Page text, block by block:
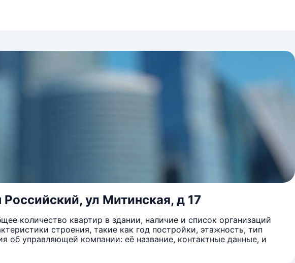
ул Митинская, д 17
количество квартир в здании, наличие и список организаций
строения, такие как год постройки, этажность, тип
об управляющей компании: её название, контактные данные, и